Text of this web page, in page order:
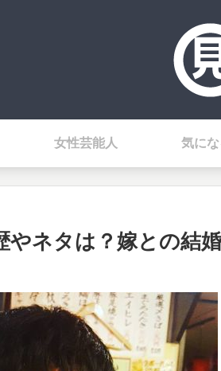
女性芸能人 気に
やネタは？嫁との結